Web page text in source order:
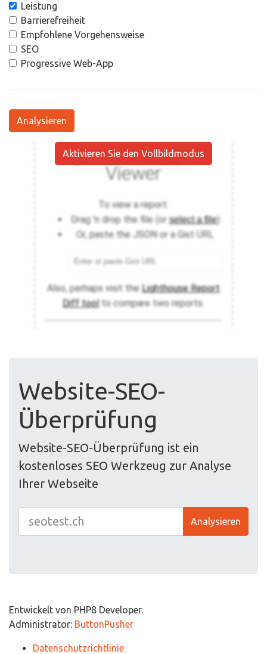
Leistung
Barrierefreiheit
Empfohlene Vorgehensweise
SEO
Progressive Web-App
Analysieren
Aktivieren Sie den Vollbildmodus
Website-SEO-
Überprüfung
Website-SEO-Überprüfung ist ein
kostenloses SEO Werkzeug zur Analyse
Ihrer Webseite
Analysieren
Entwickelt von PHP8 Developer.
Administrator: ButtonPusher
Datenschutzrichtlinie